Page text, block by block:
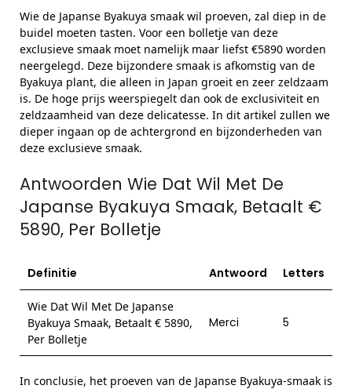
Wie de Japanse Byakuya smaak wil proeven, zal diep in de
buidel moeten tasten. Voor een bolletje van deze
exclusieve smaak moet namelijk maar liefst €5890 worden
neergelegd. Deze bijzondere smaak is afkomstig van de
Byakuya plant, die alleen in Japan groeit en zeer zeldzaam
is. De hoge prijs weerspiegelt dan ook de exclusiviteit en
zeldzaamheid van deze delicatesse. In dit artikel zullen we
dieper ingaan op de achtergrond en bijzonderheden van
deze exclusieve smaak.
Antwoorden Wie Dat Wil Met De
Japanse Byakuya Smaak, Betaalt €
5890, Per Bolletje
Definitie Antwoord Letters
Wie Dat Wil Met De Japanse
Byakuya Smaak, Betaalt € 5890,
Per Bolletje
Merci 5
In conclusie, het proeven van de Japanse Byakuya-smaak is